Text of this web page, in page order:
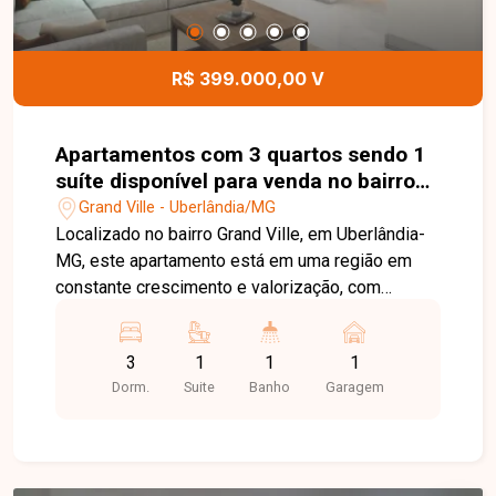
detalhes deste imóvel.
R$ 399.000,00 V
Apartamentos com 3 quartos sendo 1
suíte disponível para venda no bairro
Grand Ville em Uberlândia-MG
Grand Ville - Uberlândia/MG
Localizado no bairro Grand Ville, em Uberlândia-
MG, este apartamento está em uma região em
constante crescimento e valorização, com
principais vias da cidade. Próximo a
supermercados, escolas, farmácias, academias e
diversos comércios e serviços, o bairro oferece
3
Dorm.
1
Suite
1
Banho
1
Garagem